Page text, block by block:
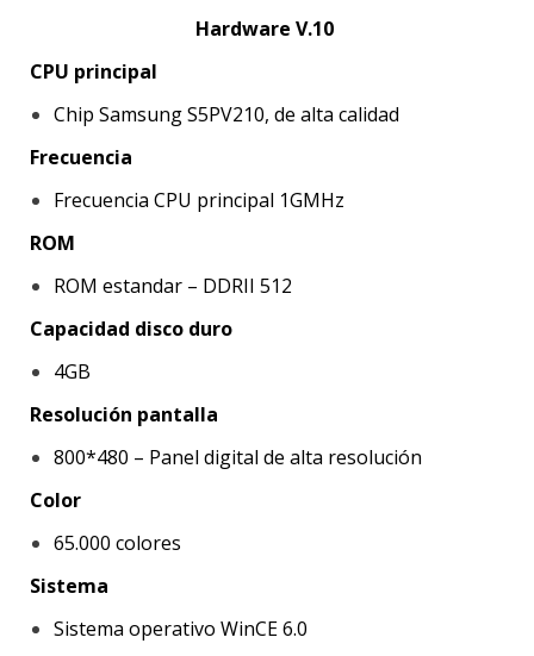
Hardware V.10
CPU principal
Chip Samsung S5PV210, de alta calidad
Frecuencia
Frecuencia CPU principal 1GMHz
ROM
ROM estandar – DDRII 512
Capacidad disco duro
4GB
Resolución pantalla
800*480 – Panel digital de alta resolución
Color
65.000 colores
Sistema
Sistema operativo WinCE 6.0